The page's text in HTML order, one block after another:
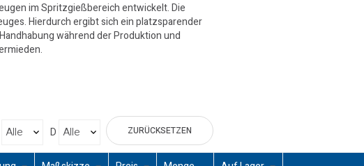
im Spritzgießbereich entwickelt. Die
Hierdurch ergibt sich ein platzsparender
während der Produktion und
D ZURÜCKSETZEN